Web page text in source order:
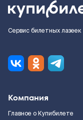
Сервис билетных лазеек
Компания
Главное о Купибилете